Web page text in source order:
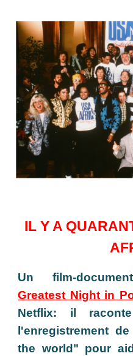
IL Y A
Un film-
Greatest Night in
Netflix: il
l'enregistrement
the world" pour